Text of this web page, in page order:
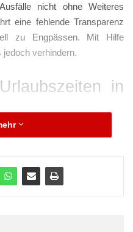
nicht ohne Weiteres
eine fehlende Transparenz
zu Engpässen. Mit Hilfe
verhindern.
in
Arbeitsmodellen, in denen in
wesentlich höheres Maß an